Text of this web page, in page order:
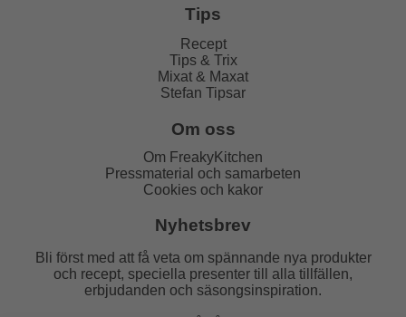
Tips
Recept
Tips & Trix
Mixat & Maxat
Stefan Tipsar
Om oss
Om FreakyKitchen
Pressmaterial och samarbeten
Cookies och kakor
Nyhetsbrev
Bli först med att få veta om spännande nya produkter
och recept, speciella presenter till alla tillfällen,
erbjudanden och säsongsinspiration.